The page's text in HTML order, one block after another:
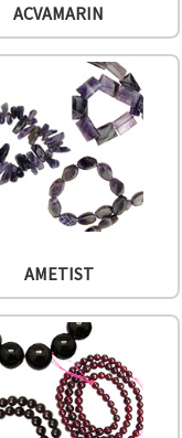
ACVAMARIN
AMETIST